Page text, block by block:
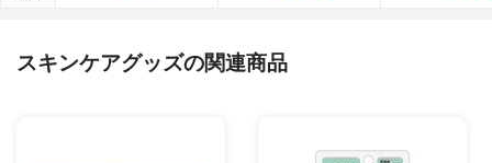
スキンケアグッズの関連商品